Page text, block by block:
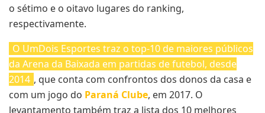
o sétimo e o oitavo lugares do ranking,
respectivamente.
O UmDois Esportes traz o top-10 de maiores públicos
da Arena da Baixada em partidas de futebol, desde
2014 , que conta com confrontos dos donos da casa e
com um jogo do Paraná Clube, em 2017. O
levantamento também traz a lista dos 10 melhores